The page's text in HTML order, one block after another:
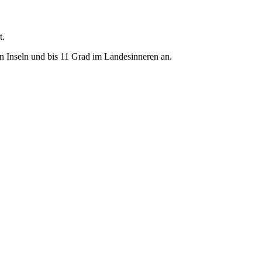
und bis 11 Grad im Landesinneren an.